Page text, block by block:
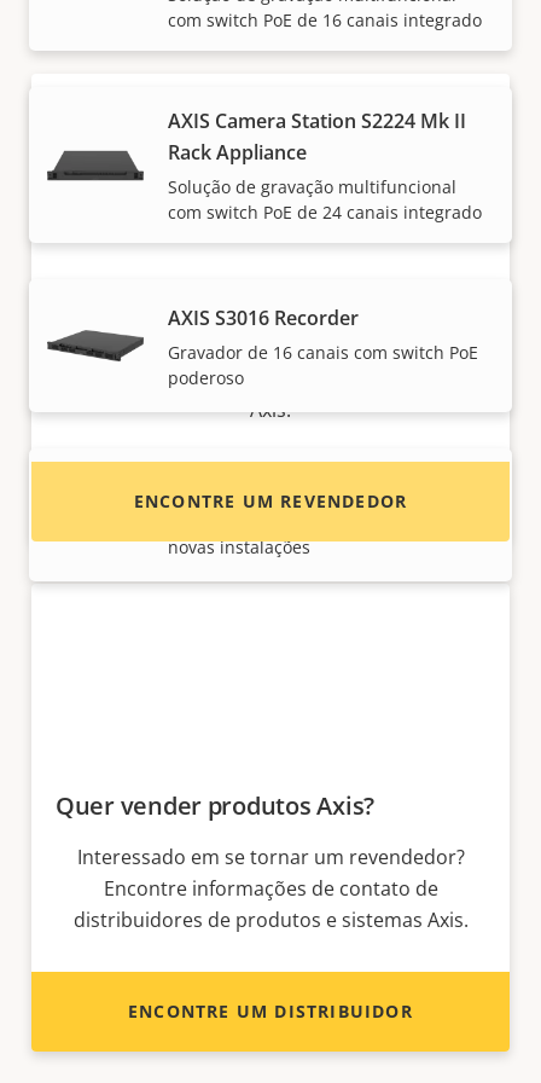
com switch PoE de 16 canais integrado
AXIS Camera Station S2224 Mk II
Rack Appliance
Solução de gravação multifuncional
com switch PoE de 24 canais integrado
AXIS S3016 Recorder
Gravador de 16 canais com switch PoE
poderoso
novas instalações
confiáveis.
Encontre revendedores, integradores de
sistema e instaladores de produtos e sistemas
Axis.
ENCONTRE UM REVENDEDOR
Quer vender produtos Axis?
Interessado em se tornar um revendedor?
Encontre informações de contato de
distribuidores de produtos e sistemas Axis.
ENCONTRE UM DISTRIBUIDOR